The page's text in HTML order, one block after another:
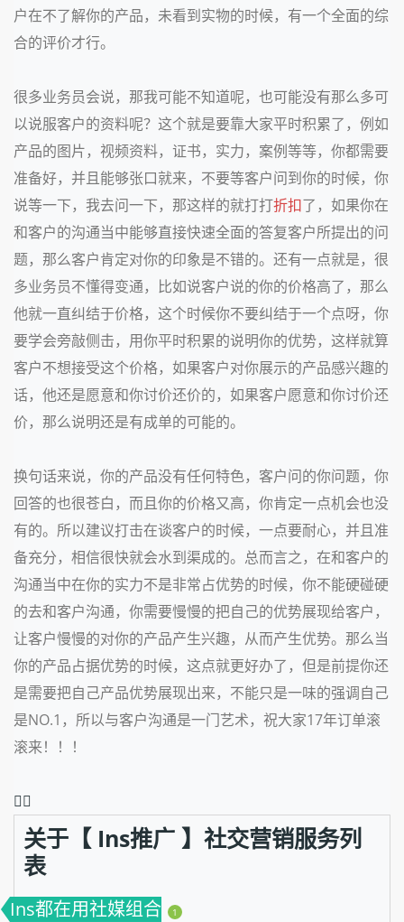
户在不了解你的产品，未看到实物的时候，有一个全面的综
合的评价才行。
很多业务员会说，那我可能不知道呢，也可能没有那么多可
以说服客户的资料呢？这个就是要靠大家平时积累了，例如
产品的图片，视频资料，证书，实力，案例等等，你都需要
准备好，并且能够张口就来，不要等客户问到你的时候，你
说等一下，我去问一下，那这样的就打打折扣了，如果你在
和客户的沟通当中能够直接快速全面的答复客户所提出的问
题，那么客户肯定对你的印象是不错的。还有一点就是，很
多业务员不懂得变通，比如说客户说的你的价格高了，那么
他就一直纠结于价格，这个时候你不要纠结于一个点呀，你
要学会旁敲侧击，用你平时积累的说明你的优势，这样就算
客户不想接受这个价格，如果客户对你展示的产品感兴趣的
话，他还是愿意和你讨价还价的，如果客户愿意和你讨价还
价，那么说明还是有成单的可能的。
换句话来说，你的产品没有任何特色，客户问的你问题，你
回答的也很苍白，而且你的价格又高，你肯定一点机会也没
有的。所以建议打击在谈客户的时候，一点要耐心，并且准
备充分，相信很快就会水到渠成的。总而言之，在和客户的
沟通当中在你的实力不是非常占优势的时候，你不能硬碰硬
的去和客户沟通，你需要慢慢的把自己的优势展现给客户，
让客户慢慢的对你的产品产生兴趣，从而产生优势。那么当
你的产品占据优势的时候，这点就更好办了，但是前提你还
是需要把自己产品优势展现出来，不能只是一味的强调自己
是NO.1 ，所以与客户沟通是一门艺术，祝大家17年订单滚
滚来！！！
❤️‍🔥
关于【 Ins推广 】社交营销服务列
表
Ins都在用社媒组合 1